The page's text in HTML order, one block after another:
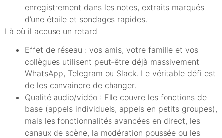
enregistrement dans les notes, extraits marqués
d’une étoile et sondages rapides.
Là où il accuse un retard
Effet de réseau : vos amis, votre famille et vos
collègues utilisent peut-être déjà massivement
WhatsApp, Telegram ou Slack. Le véritable défi est
de les convaincre de changer.
Qualité audio/vidéo : Elle couvre les fonctions de
base (appels individuels, appels en petits groupes),
mais les fonctionnalités avancées en direct, les
canaux de scène, la modération poussée ou les